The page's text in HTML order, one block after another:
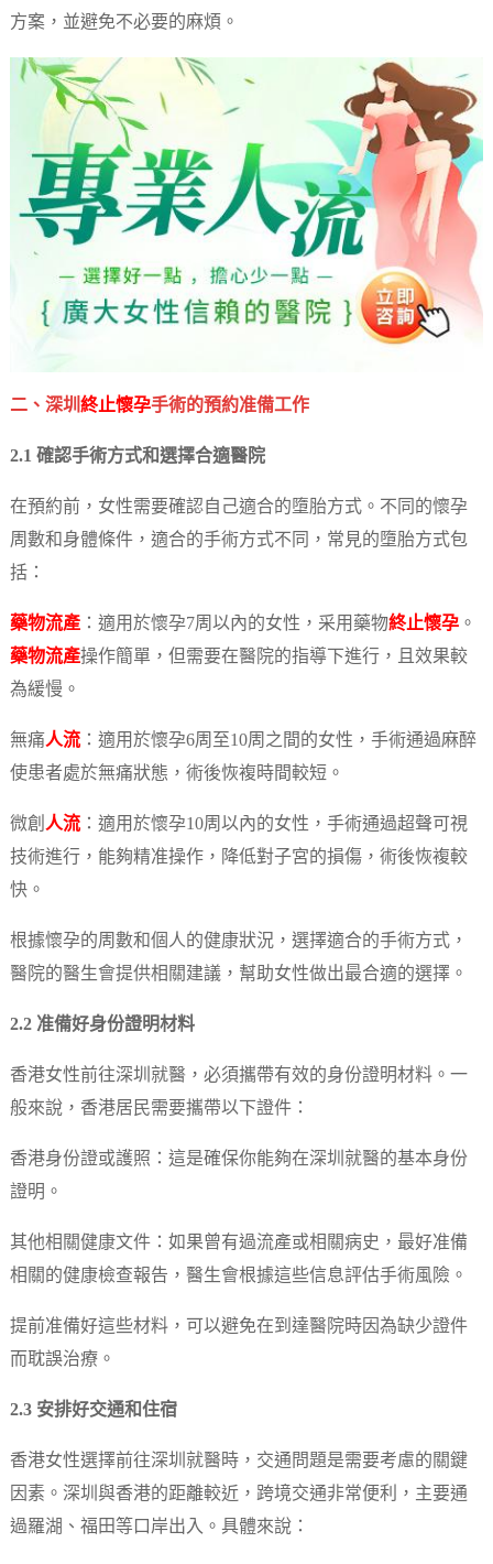
方案，並避免不必要的麻煩。
二、深圳 終止懷孕手術的預約准備工作
2.1 確認手術方式和選擇合適醫院
在預約前，女性需要確認自己適合的墮胎方式。不同的懷孕
周數和身體條件，適合的手術方式不同，常見的墮胎方式包
括：
藥物流產：適用於懷孕7周以內的女性，采用藥物終止懷孕。
藥物流產操作簡單，但需要在醫院的指導下進行，且效果較
為緩慢。
無痛人流：適用於懷孕6周至10周之間的女性，手術通過麻醉
使患者處於無痛狀態，術後恢複時間較短。
微創人流：適用於懷孕10周以內的女性，手術通過超聲可視
技術進行，能夠精准操作，降低對子宮的損傷，術後恢複較
快。
根據懷孕的周數和個人的健康狀況，選擇適合的手術方式，
醫院的醫生會提供相關建議，幫助女性做出最合適的選擇。
2.2 准備好身份證明材料
香港女性前往深圳就醫，必須攜帶有效的身份證明材料。一
般來說，香港居民需要攜帶以下證件：
香港身份證或護照：這是確保你能夠在深圳就醫的基本身份
證明。
其他相關健康文件：如果曾有過流產或相關病史，最好准備
相關的健康檢查報告，醫生會根據這些信息評估手術風險。
提前准備好這些材料，可以避免在到達醫院時因為缺少證件
而耽誤治療。
2.3 安排好交通和住宿
香港女性選擇前往深圳就醫時，交通問題是需要考慮的關鍵
因素。深圳與香港的距離較近，跨境交通非常便利，主要通
過羅湖、福田等口岸出入。具體來說：